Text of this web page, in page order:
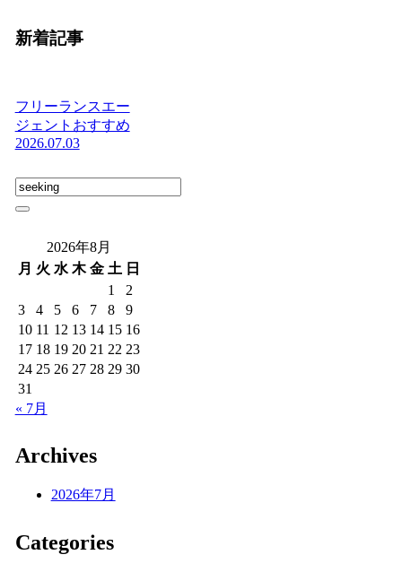
新着記事
フリーランスエー
ジェントおすすめ
2026.07.03
2026年8月
月 火 水 木 金 土 日
1
2
3
4 5 6 7 8
9
10 11 12 13 14 15 16
17 18 19 20 21 22 23
24 25 26 27 28 29 30
31
« 7月
Archives
2026年7月
Categories